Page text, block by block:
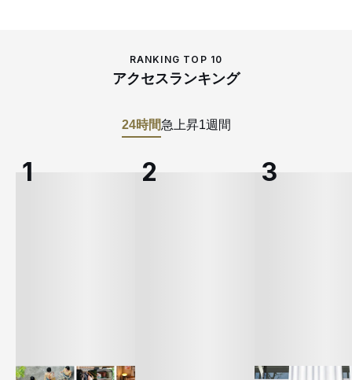
RANKING TOP 10
アクセスランキング
24時間急上昇1週間